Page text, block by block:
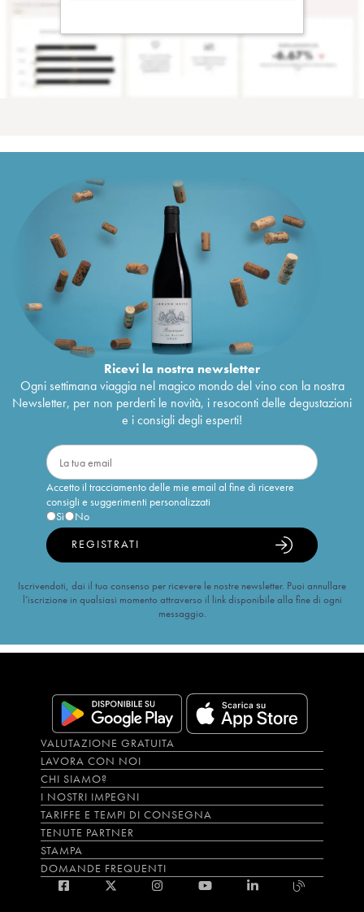
Ricevi la nostra newsletter
Ogni settimana viaggia nel magico mondo del vino con la nostra
Newsletter, per non perderti le novità, i resoconti delle degustazioni
e i consigli degli esperti!
Accetto il tracciamento delle mie email al fine di ricevere
consigli e suggerimenti personalizzati
Sì
No
REGISTRATI
Iscrivendoti, dai il tuo consenso per ricevere le nostre newsletter. Puoi annullare
l’iscrizione in qualsiasi momento attraverso il link disponibile alla fine di ogni
messaggio.
VALUTAZIONE GRATUITA
LAVORA CON NOI
CHI SIAMO?
I NOSTRI IMPEGNI
TARIFFE E TEMPI DI CONSEGNA
TENUTE PARTNER
STAMPA
DOMANDE FREQUENTI